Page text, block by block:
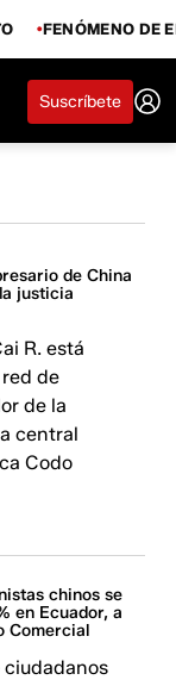
FENÓMENO DE
Suscríbete
de China
justicia
R. está
de
de la
central
Codo
chinos se
en Ecuador, a
Comercial
ciudadanos